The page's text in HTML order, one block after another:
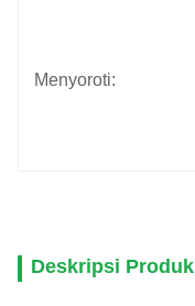
Menyoroti:
Deskripsi Produk